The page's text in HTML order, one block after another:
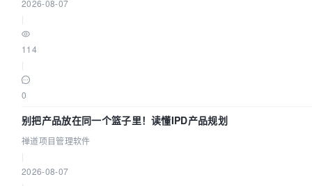
2026-08-07
114
0
别把产品放在同一个篮子里！读懂IPD产品规划
禅道项目管理软件
2026-08-07